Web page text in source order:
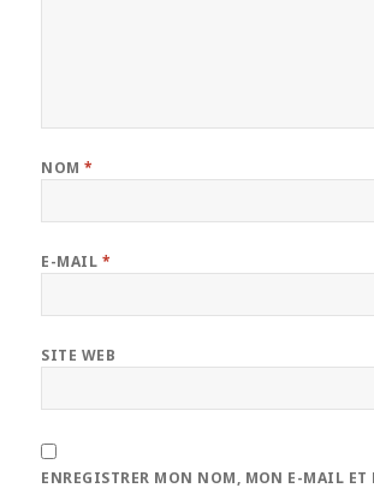
NOM*
E-MAIL *
SITE WEB
ENREGISTRER MON NOM, MON E-MAIL ET